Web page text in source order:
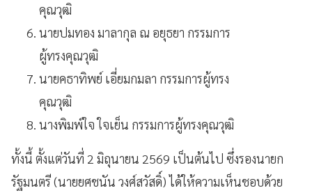
คุณวุฒิ
นายปมทอง มาลากุล ณ อยุธยา กรรมการ
ผู้ทรงคุณวุฒิ
นายคธาทิพย์ เอี่ยมกมลา กรรมการผู้ทรง
คุณวุฒิ
นางพิมพ์ใจ ใจเย็น กรรมการผู้ทรงคุณวุฒิ
ทั้งนี้ ตั้งแต่วันที่ 2 มิถุนายน 2569 เป็นต้นไป ซึ่งรองนายก
รัฐมนตรี (นายยศชนัน วงศ์สวัสดิ์) ได้ให้ความเห็นชอบด้วย